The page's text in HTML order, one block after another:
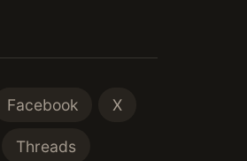
Facebook X
Threads